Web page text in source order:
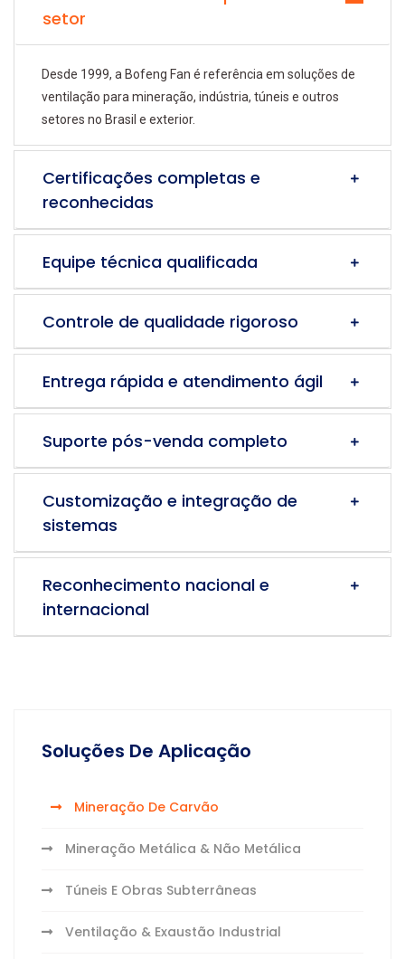
Soluções De Aplicação
Mineração De Carvão
Mineração Metálica & Não Metálica
Túneis E Obras Subterrâneas
Ventilação & Exaustão Industrial
setor
Desde 1999, a Bofeng Fan é referência em soluções de
ventilação para mineração, indústria, túneis e outros
setores no Brasil e exterior.
Certificações completas e
reconhecidas
Equipe técnica qualificada
Controle de qualidade rigoroso
Entrega rápida e atendimento ágil
Suporte pós-venda completo
Customização e integração de
sistemas
Reconhecimento nacional e
internacional